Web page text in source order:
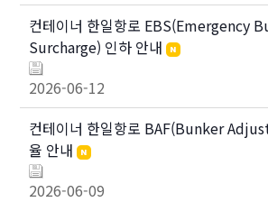
컨테이너 한일항로 EBS(Emergency
Surcharge) 인하 안내
2026-06-12
컨테이너 한일항로 BAF(Bunker
율 안내
2026-06-09